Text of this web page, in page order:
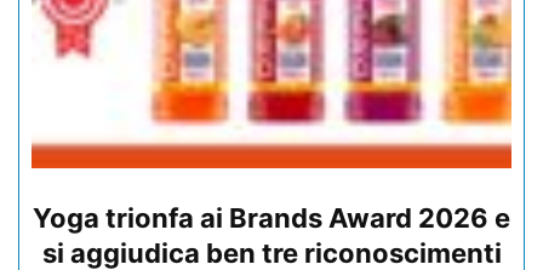
Yoga trionfa ai Brands Award 2026 e
si aggiudica ben tre riconoscimenti